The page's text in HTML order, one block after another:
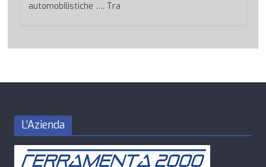
automobilistiche …. Tra
L’Azienda